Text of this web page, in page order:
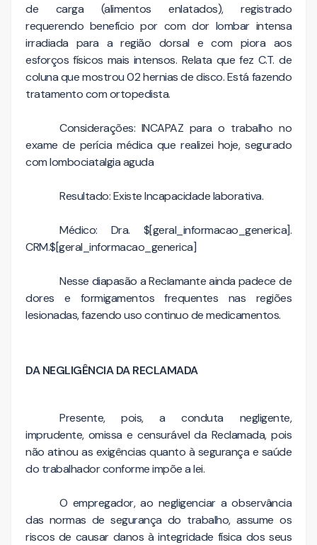
de carga (alimentos enlatados), registrado
requerendo benefício por com dor lombar intensa
irradiada para a região dorsal e com piora aos
esforços físicos mais intensos. Relata que fez C.T. de
coluna que mostrou 02 hernias de disco. Está fazendo
tratamento com ortopedista.
Considerações: INCAPAZ para o trabalho no
exame de perícia médica que realizei hoje, segurado
com lombociatalgia aguda
Resultado: Existe Incapacidade laborativa.
Médico: Dra. $[geral_informacao_generica].
CRM.$[geral_informacao_generica]
Nesse diapasão a Reclamante ainda padece de
dores e formigamentos frequentes nas regiões
lesionadas, fazendo uso continuo de medicamentos.
DA NEGLIGÊNCIA DA RECLAMADA
Presente, pois, a conduta negligente,
imprudente, omissa e censurável da Reclamada, pois
não atinou as exigências quanto à segurança e saúde
do trabalhador conforme impõe a lei.
O empregador, ao negligenciar a observância
das normas de segurança do trabalho, assume os
riscos de causar danos à integridade física dos seus